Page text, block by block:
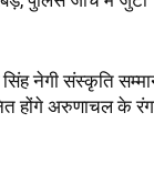
सिंह नेगी संस्कृति
होंगे अरुणाचल के